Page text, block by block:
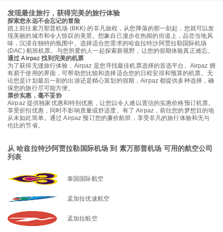
发现最佳旅行，获得完美的旅行体验
探索您永远不会忘记的冒险
踏上前往素万那普机场 (BKK) 的非凡旅程，从您降落的那一刻起，您就可以发
现美丽的城市和令人惊叹的美景。想象自己漫步在热闹的街道上，品尝当地风
味，沉浸在独特的氛围中。选择适合您需求的哈兹拉特沙阿贾拉勒国际机场
(DAC) 航班机票。与您所爱的人一起探索新视野，让您的假期体验真正难忘。
通过 Airpaz 找到完美的机票
为了获得无缝旅行体验，Airpaz 是您寻找最佳机票选择的首选平台。Airpaz 拥
有易于使用的界面，可帮助您比较和选择适合您的日程安排和预算的机票。无
论您是计划最后一刻的出游还是精心策划的假期，Airpaz 都提供多种选择，确
保您的旅行尽可能方便。
票价实惠，毫不妥协
Airpaz 提供独家优惠和特别优惠，让您以令人难以置信的实惠价格预订机票。
享受折扣优惠，同时不影响质量或舒适度。有了 Airpaz，前往您的梦想目的地
从未如此简单。通过 Airpaz 预订您的廉价航班，享受非凡的旅行体验和无与
伦比的节省。
从 哈兹拉特沙阿贾拉勒国际机场 到 素万那普机场 可用的航空公司
列表
泰国国际航空
孟加拉优速航空
孟加拉航空